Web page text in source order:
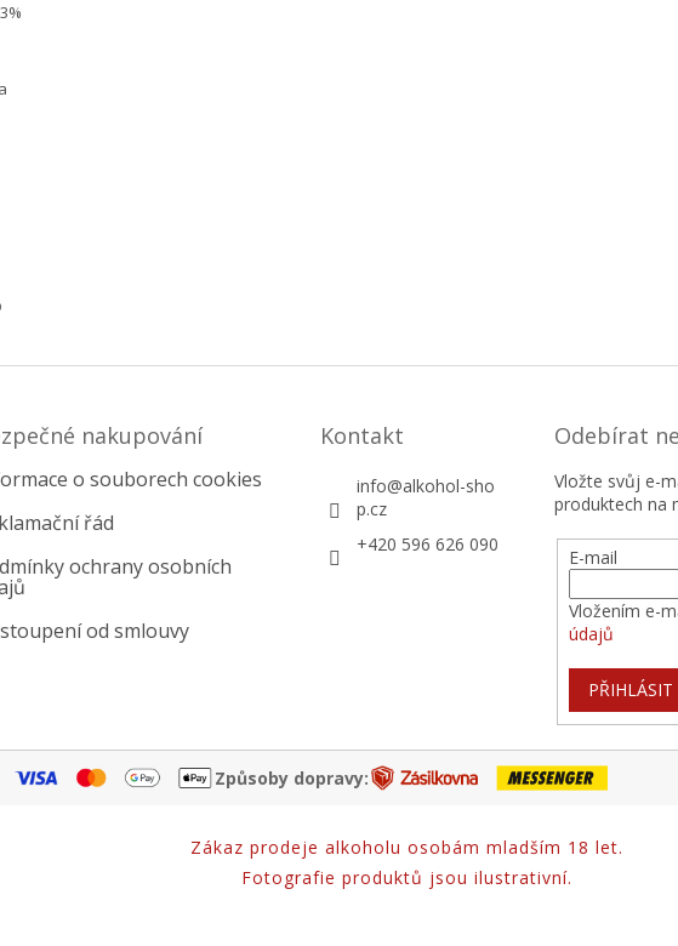
nakupování
o souborech cookies
řád
ochrany osobních
od smlouvy
Kontakt
info@alkohol-sho
p.cz
+420 596 626 090
Odebírat
Vložte svůj e-
produktech na
E-mail
Vložením e-
údajů
PŘIHLÁSIT
Způsoby dopravy:
Zákaz prodeje alkoholu osobám mladším 18 let.
Fotografie produktů jsou ilustrativní.